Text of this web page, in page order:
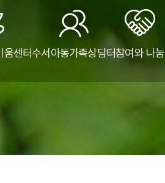
움센터수서아동가족상담터참여와 나눔